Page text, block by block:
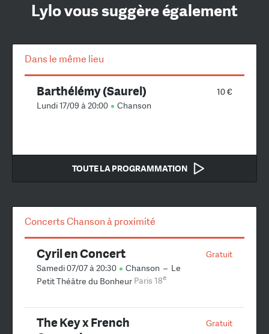
Lylo vous suggère également
Dans le même lieu
10 €
Barthélémy (Saurel)
Lundi 17/09 à 20:00 Chanson
TOUTE LA PROGRAMMATION
Concerts Chanson à proximité
Gratuit
Cyril en Concert
Samedi 07/07 à 20:30 Chanson – Le
Petit Théâtre du Bonheur Paris 18e
Gratuit
The Key x French